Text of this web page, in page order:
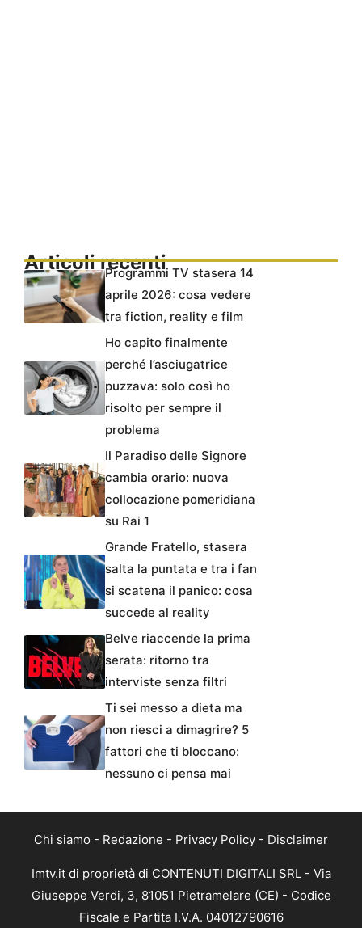
Articoli recentiProgrammi TV stasera 14
aprile 2026: cosa vedere
tra fiction, reality e film
Ho capito finalmente
perché l’asciugatrice
puzzava: solo così ho
risolto per sempre il
problema
Il Paradiso delle Signore
cambia orario: nuova
collocazione pomeridiana
su Rai 1
Grande Fratello, stasera
salta la puntata e tra i fan
si scatena il panico: cosa
succede al reality
Belve riaccende la prima
serata: ritorno tra
interviste senza filtri
Ti sei messo a dieta ma
non riesci a dimagrire? 5
fattori che ti bloccano:
nessuno ci pensa mai
Chi siamo - Redazione - Privacy Policy - Disclaimer
Imtv.it di proprietà di CONTENUTI DIGITALI SRL - Via
Giuseppe Verdi, 3, 81051 Pietramelare (CE) - Codice
Fiscale e Partita I.V.A. 04012790616